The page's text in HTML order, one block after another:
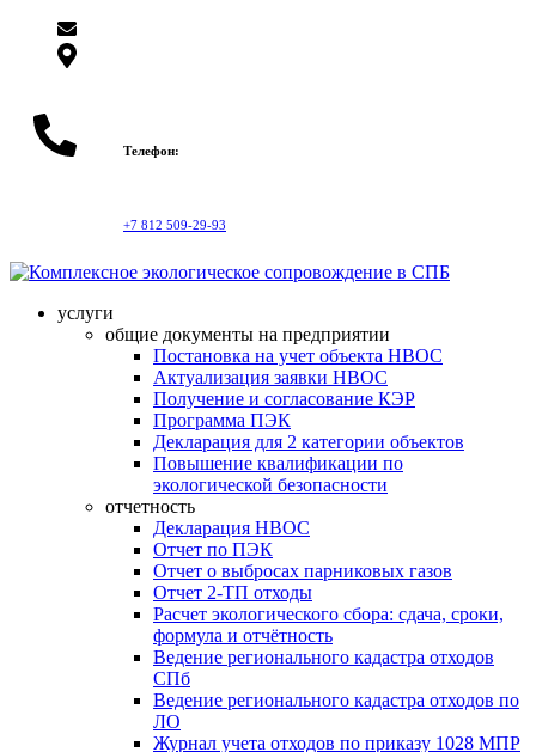
Телефон:
+7 812 509-29-93
услуги
общие документы на предприятии
Постановка на учет объекта НВОС
Актуализация заявки НВОС
Получение и согласование КЭР
Программа ПЭК
Декларация для 2 категории объектов
Повышение квалификации по
экологической безопасности
отчетность
Декларация НВОС
Отчет по ПЭК
Отчет о выбросах парниковых газов
Отчет 2-ТП отходы
Расчет экологического сбора: сдача, сроки,
формула и отчётность
Ведение регионального кадастра отходов
СПб
Ведение регионального кадастра отходов по
ЛО
Журнал учета отходов по приказу 1028 МПР